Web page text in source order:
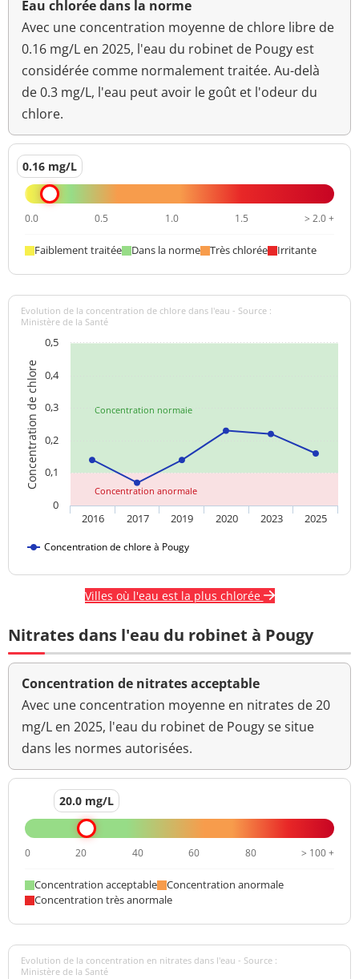
Ammonium (en NH4) <0,05 mg/L
Odeur (qualitatif)
Aucun
anormal
pH
Saveur (qualitatif)
néphélométrique NFU
Eau chlorée dans la norme
Avec une concentration moyenne de chlore libre de
0.16 mg/L en 2025, l'eau du robinet de Pougy est
considérée comme normalement traitée. Au-delà
de 0.3 mg/L, l'eau peut avoir le goût et l'odeur du
chlore.
0.16 mg/L
0.0 0.5 1.0 1.5 > 2.0 +
Faiblement traitée Dans la norme Très chlorée Irritante
Concentration normale
Concentration anormale
Concentration de chlore
Evolution de la concentration de chlore dans l'eau - Source :
Ministère de la Santé
Concentration de chlore à Pougy
2016 2017 2019 2020 2023 2025
0
0,1
0,2
0,3
0,4
0,5
Villes où l'eau est la plus chlorée
Nitrates dans l'eau du robinet à Pougy
Concentration de nitrates acceptable
Avec une concentration moyenne en nitrates de 20
mg/L en 2025, l'eau du robinet de Pougy se situe
dans les normes autorisées.
20.0 mg/L
0 20 40 60 80 > 100 +
Concentration acceptable
Concentration anormale
Concentration très anormale
Evolution de la concentration en nitrates dans l'eau - Source :
Ministère de la Santé